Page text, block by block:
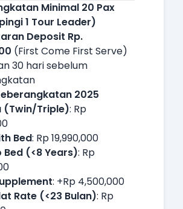
Minimal 20 Pax
1 Tour Leader)
Deposit Rp.
(First Come First Serve)
30 hari sebelum
2025
(Twin/Triple): Rp
Bed: Rp 19,990,000
Bed (<8 Years): Rp
: +Rp 4,500,000
Rate (<23 Bulan): Rp